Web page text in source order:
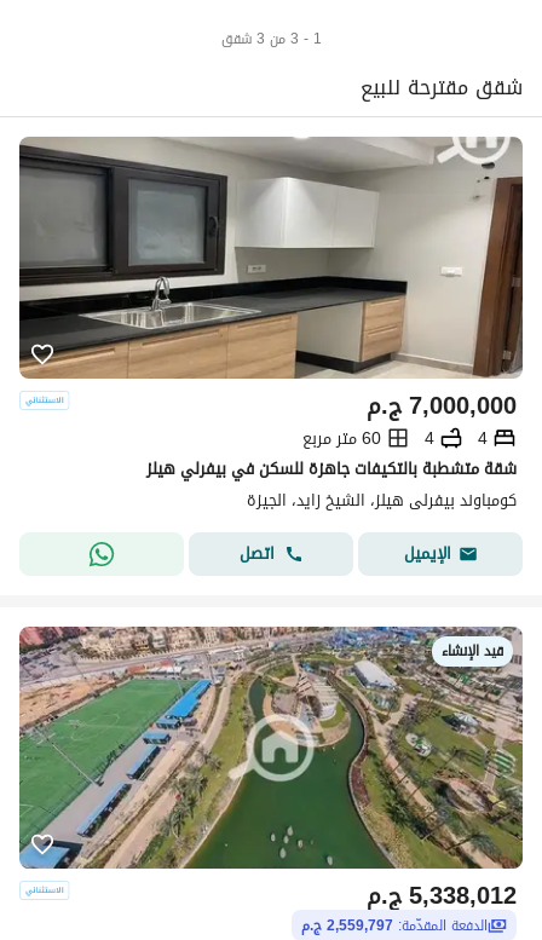
1 - 3 من 3 شقق
شقق مقترحة للبيع
ج.م7,000,000
4
4
60 متر مربع
شقة متشطبة بالتكيفات جاهزة للسكن في بيفرلي هيلز
كومباوند بيفرلى هيلز، الشيخ زايد، الجيزة
الإيميل
اتصل
قيد الإنشاء
ج.م5,338,012
الدفعة المقدّمة: 2,559,797 ج.م